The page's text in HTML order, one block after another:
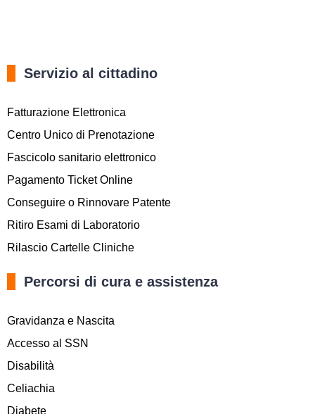
Servizio al cittadino
Fatturazione Elettronica
Centro Unico di Prenotazione
Fascicolo sanitario elettronico
Pagamento Ticket Online
Conseguire o Rinnovare Patente
Ritiro Esami di Laboratorio
Rilascio Cartelle Cliniche
Percorsi di cura e assistenza
Gravidanza e Nascita
Accesso al SSN
Disabilità
Celiachia
Diabete